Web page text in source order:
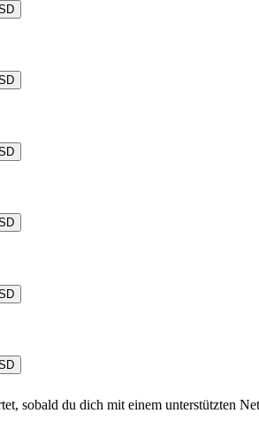
sobald du dich mit einem unterstützten